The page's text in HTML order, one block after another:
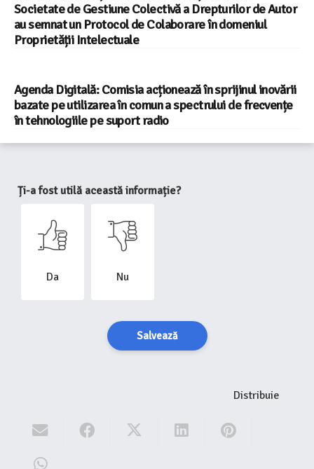
Societate de Gestiune Colectivă a Drepturilor de Autor
au semnat un Protocol de Colaborare în domeniul
Proprietății Intelectuale
Agenda Digitală: Comisia acționează în sprijinul inovării
bazate pe utilizarea în comun a spectrului de frecvențe
în tehnologiile pe suport radio
Ți-a fost utilă această informație?
Da Nu
Salvează
Distribuie